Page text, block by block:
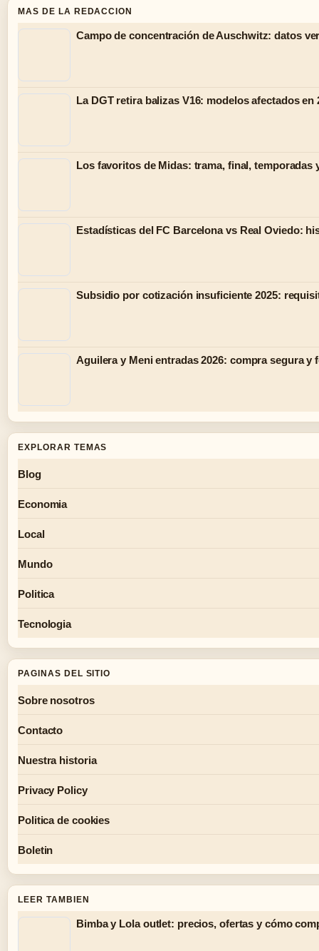
MAS DE LA REDACCION
Campo de concentración de Auschwitz: datos
La DGT retira balizas V16: modelos afectados en
Los favoritos de Midas: trama, final, temporadas
Estadísticas del FC Barcelona vs Real Oviedo:
Subsidio por cotización insuficiente 2025:
Aguilera y Meni entradas 2026: compra segura y
EXPLORAR TEMAS
Blog
Economia
Local
Mundo
Politica
Tecnologia
PAGINAS DEL SITIO
Sobre nosotros
Contacto
Nuestra historia
Privacy Policy
Politica de cookies
Boletin
LEER TAMBIEN
Bimba y Lola outlet: precios, ofertas y cómo